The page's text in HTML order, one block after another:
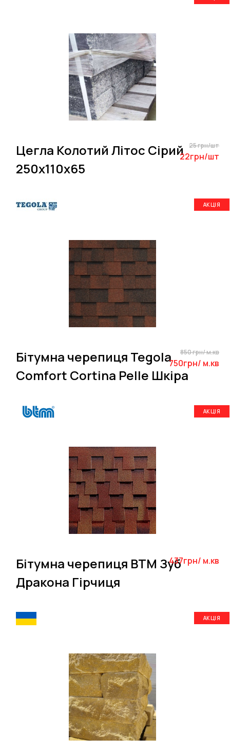
Цегла Колотий Літос Сірий
250х110х65
25 грн/шт
22грн/шт
АКЦІЯ
Бітумна черепиця Tegola
Comfort Cortina Pelle Шкіра
850 грн/ м.кв
750грн/ м.кв
АКЦІЯ
Бітумна черепиця BTM Зуб
Дракона Гірчиця
437грн/ м.кв
АКЦІЯ